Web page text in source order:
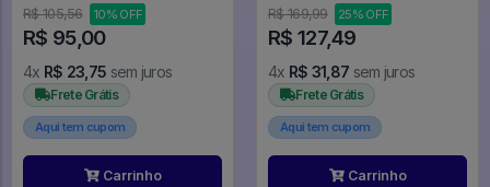
R$ 105,56 10% OFF
R$ 95,00
4x R$ 23,75 sem juros
Frete Grátis
Aqui tem cupom
Carrinho
R$ 169,99 25% OFF
R$ 127,49
4x R$ 31,87 sem juros
Frete Grátis
Aqui tem cupom
Carrinho